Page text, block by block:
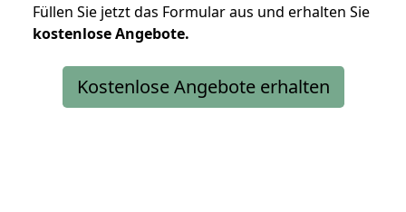
Füllen Sie jetzt das Formular aus und erhalten Sie
kostenloseAngebote.
Kostenlose Angebote erhalten